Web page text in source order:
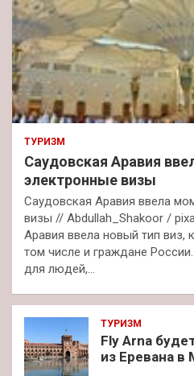
ТУРИЗМ
Саудовская Аравия
электронные визы
Саудовская Аравия ввела
визы // Abdullah_Shakoor /
Аравия ввела новый тип виз,
том числе и граждане
для людей,…
ТУРИЗМ
Fly Arna
из Еревана в